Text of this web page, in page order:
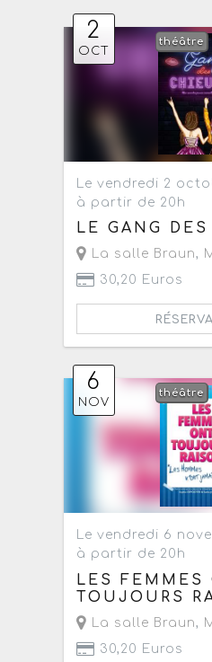
2
OCT
théâtre
Le vendredi 2
à partir de 20h
LE GANG
La salle Braun,
30,20 Euros
6
NOV
théâtre
Le vendredi 6
à partir de 20h
LES FEMMES
TOUJOURS
La salle Braun,
30,20 Euros